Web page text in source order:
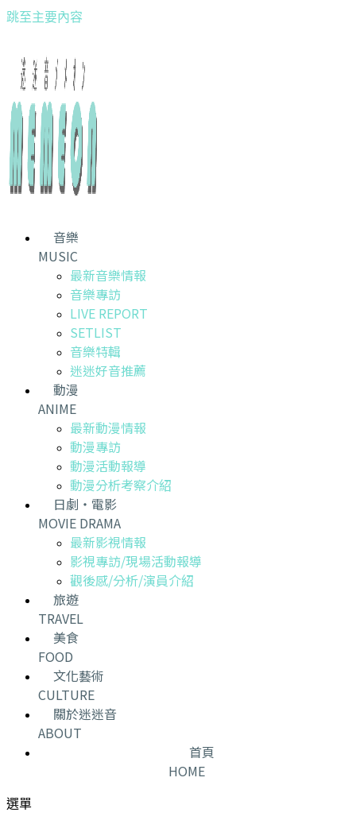
跳至主要內容
音樂
MUSIC
最新音樂情報
音樂專訪
LIVE REPORT
SETLIST
音樂特輯
迷迷好音推薦
動漫
ANIME
最新動漫情報
動漫專訪
動漫活動報導
動漫分析考察介紹
日劇・電影
MOVIE DRAMA
最新影視情報
影視專訪/現場活動報導
觀後感/分析/演員介紹
旅遊
TRAVEL
美食
FOOD
文化藝術
CULTURE
關於迷迷音
ABOUT
首頁
HOME
選單